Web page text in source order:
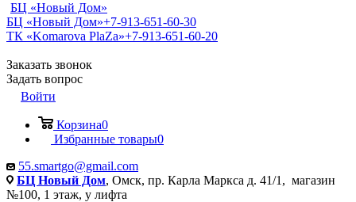
БЦ «Новый Дом»
БЦ «Новый Дом»+7-913-651-60-30
ТК «Komarova PlaZa»+7-913-651-60-20
Заказать звонок
Задать вопрос
Войти
Корзина0
Избранные товары0
55.smartgo@gmail.com
БЦ Новый Дом, Омск, пр. Карла Маркса д. 41/1, магазин
№100, 1 этаж, у лифта